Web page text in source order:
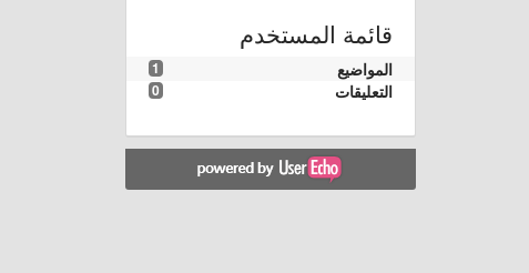
قائمة المستخدم
1 المواضيع
0 التعليقات